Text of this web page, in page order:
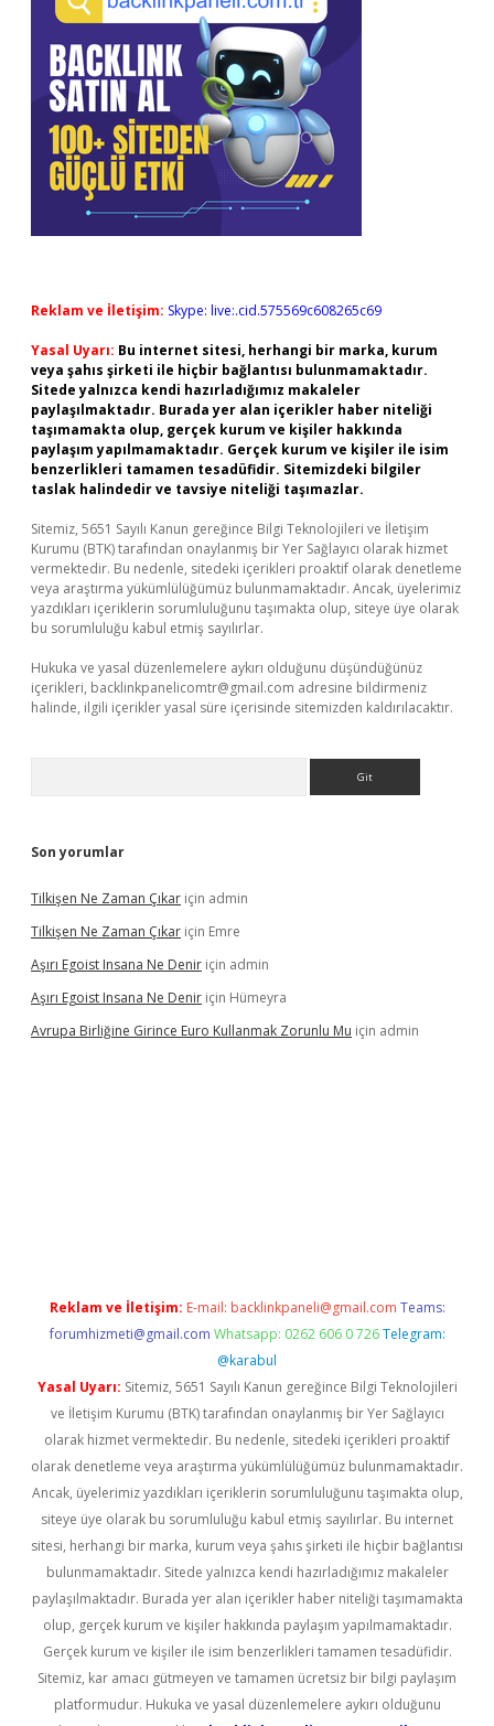
Reklam ve İletişim: Skype: live:.cid.575569c608265c69
Yasal Uyarı: Bu internet sitesi, herhangi bir marka, kurum
veya şahıs şirketi ile hiçbir bağlantısı bulunmamaktadır.
Sitede yalnızca kendi hazırladığımız makaleler
paylaşılmaktadır. Burada yer alan içerikler haber niteliği
taşımamakta olup, gerçek kurum ve kişiler hakkında
paylaşım yapılmamaktadır. Gerçek kurum ve kişiler ile isim
benzerlikleri tamamen tesadüfidir. Sitemizdeki bilgiler
taslak halindedir ve tavsiye niteliği taşımazlar.
Sitemiz, 5651 Sayılı Kanun gereğince Bilgi Teknolojileri ve İletişim
Kurumu (BTK) tarafından onaylanmış bir Yer Sağlayıcı olarak hizmet
vermektedir. Bu nedenle, sitedeki içerikleri proaktif olarak denetleme
veya araştırma yükümlülüğümüz bulunmamaktadır. Ancak, üyelerimiz
yazdıkları içeriklerin sorumluluğunu taşımakta olup, siteye üye olarak
bu sorumluluğu kabul etmiş sayılırlar.
Hukuka ve yasal düzenlemelere aykırı olduğunu düşündüğünüz
içerikleri, backlinkpanelicomtr@gmail.com adresine bildirmeniz
halinde, ilgili içerikler yasal süre içerisinde sitemizden kaldırılacaktır.
Son yorumlar
Tilkişen Ne Zaman Çıkar için admin
Tilkişen Ne Zaman Çıkar için Emre
Aşırı Egoist Insana Ne Denir için admin
Aşırı Egoist Insana Ne Denir için Hümeyra
Avrupa Birliğine Girince Euro Kullanmak Zorunlu Mu için admin
Reklam ve İletişim: E-mail: backlinkpaneli@gmail.com Teams:
forumhizmeti@gmail.com Whatsapp: 0262 606 0 726 Telegram:
@karabul
Yasal Uyarı: Sitemiz, 5651 Sayılı Kanun gereğince Bilgi Teknolojileri
ve İletişim Kurumu (BTK) tarafından onaylanmış bir Yer Sağlayıcı
olarak hizmet vermektedir. Bu nedenle, sitedeki içerikleri proaktif
olarak denetleme veya araştırma yükümlülüğümüz bulunmamaktadır.
Ancak, üyelerimiz yazdıkları içeriklerin sorumluluğunu taşımakta olup,
siteye üye olarak bu sorumluluğu kabul etmiş sayılırlar. Bu internet
sitesi, herhangi bir marka, kurum veya şahıs şirketi ile hiçbir bağlantısı
bulunmamaktadır. Sitede yalnızca kendi hazırladığımız makaleler
paylaşılmaktadır. Burada yer alan içerikler haber niteliği taşımamakta
olup, gerçek kurum ve kişiler hakkında paylaşım yapılmamaktadır.
Gerçek kurum ve kişiler ile isim benzerlikleri tamamen tesadüfidir.
Sitemiz, kar amacı gütmeyen ve tamamen ücretsiz bir bilgi paylaşım
platformudur. Hukuka ve yasal düzenlemelere aykırı olduğunu